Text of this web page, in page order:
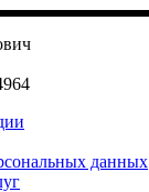
данных